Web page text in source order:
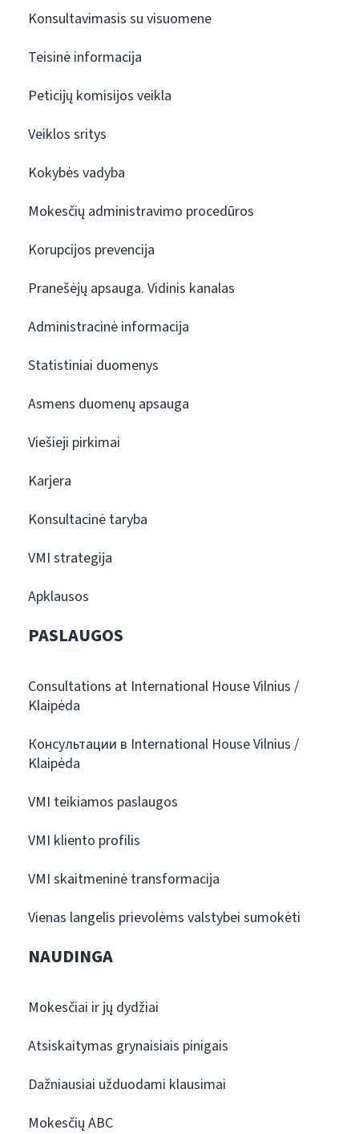
Konsultavimasis su visuomene
Teisinė informacija
Peticijų komisijos veikla
Veiklos sritys
Kokybės vadyba
Mokesčių administravimo procedūros
Korupcijos prevencija
Pranešėjų apsauga. Vidinis kanalas
Administracinė informacija
Statistiniai duomenys
Asmens duomenų apsauga
Viešieji pirkimai
Karjera
Konsultacinė taryba
VMI strategija
Apklausos
PASLAUGOS
Consultations at International House Vilnius /
Klaipėda
Консультации в International House Vilnius /
Klaipėda
VMI teikiamos paslaugos
VMI kliento profilis
VMI skaitmeninė transformacija
Vienas langelis prievolėms valstybei sumokėti
NAUDINGA
Mokesčiai ir jų dydžiai
Atsiskaitymas grynaisiais pinigais
Dažniausiai užduodami klausimai
Mokesčių ABC